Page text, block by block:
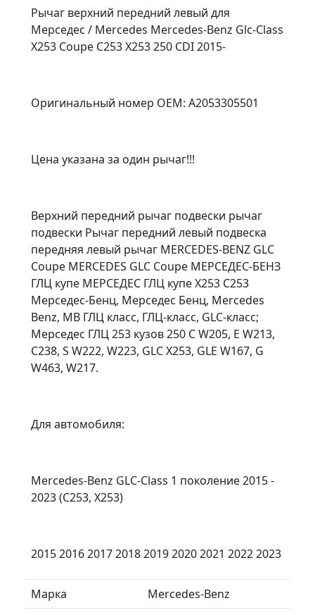
Рычаг верхний передний левый для
Мерседес / Mercedes Mercedes-Benz Glc-Class
X253 Coupe C253 X253 250 CDI 2015-
Оригинальный номер OEM: A2053305501
Цена указана за один рычаг!!!
Верхний передний рычаг подвески рычаг
подвески Рычаг передний левый подвеска
передняя левый рычаг MERCEDES-BENZ GLC
Coupe MERCEDES GLC Coupe МЕРСЕДЕС-БЕНЗ
ГЛЦ купе МЕРСЕДЕС ГЛЦ купе X253 C253
Мерседес-Бенц, Мерседес Бенц, Mercedes
Benz, MB ГЛЦ класс, ГЛЦ-класс, GLC-класс;
Мерседес ГЛЦ 253 кузов 250 C W205, E W213,
C238, S W222, W223, GLC X253, GLE W167, G
W463, W217.
Для автомобиля:
Mercedes-Benz GLC-Class 1 поколение 2015 -
2023 (C253, X253)
2015 2016 2017 2018 2019 2020 2021 2022 2023
Марка
Mercedes-Benz